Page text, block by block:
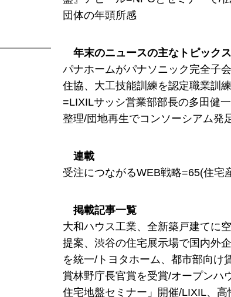
団体の年頭所感
年末のニュースの主なトピックス
パナホームがパナソニック完全子
住協、大工技能訓練を認定職業訓
=LIXILサッシ営業部部長の多田健
整理/団地再生でコンソーシアム発
連載
受注につながるWEB戦略=65(住宅
掲載記事一覧
大和ハウス工業、全新築戸建てに
提案、渋谷の住宅展示場で国内外
を統一/トヨタホーム、都市部向け
賞林野庁長官賞を受賞/オープンハ
住宅地盤セミナー」開催/LIXIL、